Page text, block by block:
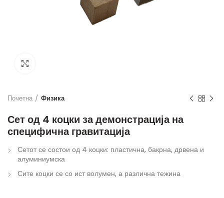
Почетна Физика
Сет од 4 коцки за демонстрација на
специфична гравитација
Сетот се состои од 4 коцки: пластична, бакрна, дрвена и
алуминиумска
Сите коцки се со ист волумен, а различна тежина